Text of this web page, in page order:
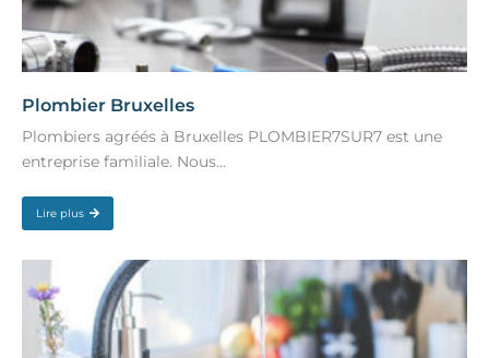
Plombier Bruxelles
Plombiers agréés à Bruxelles PLOMBIER7SUR7 est une
entreprise familiale. Nous...
Lire plus